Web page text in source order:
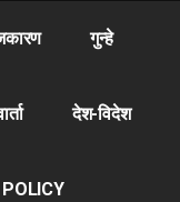
गुन्हे
देश-विदेश